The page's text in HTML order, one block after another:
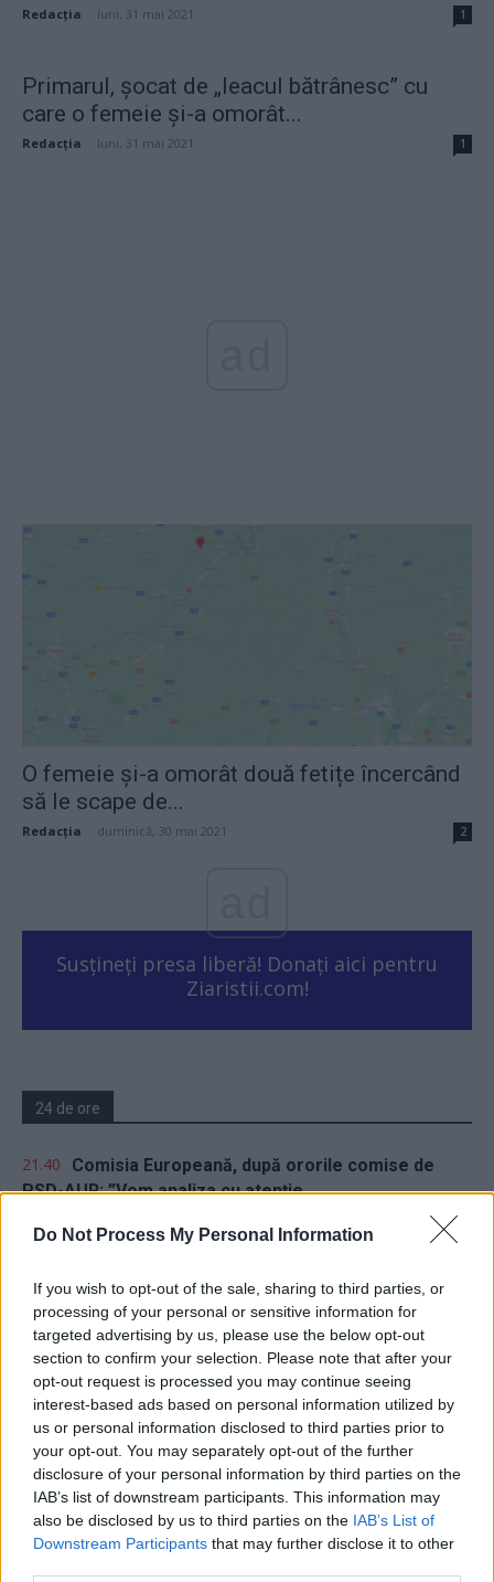
Do Not Process My Personal Information
If you wish to opt-out of the sale, sharing to third parties, or
processing of your personal or sensitive information for
targeted advertising by us, please use the below opt-out
section to confirm your selection. Please note that after your
opt-out request is processed you may continue seeing
interest-based ads based on personal information utilized by
us or personal information disclosed to third parties prior to
your opt-out. You may separately opt-out of the further
disclosure of your personal information by third parties on the
IAB’s list of downstream participants. This information may
also be disclosed by us to third parties on the IAB’s List of
Downstream Participants that may further disclose it to other
Redacţia luni, 31 mai 2021 1
Primarul, șocat de „leacul bătrânesc” cu
care o femeie și-a omorât...
Redacţia luni, 31 mai 2021 1
O femeie și-a omorât două fetițe încercând
să le scape de...
Redacţia duminică, 30 mai 2021 2
Susțineți presa liberă! Donați aici pentru
Ziaristii.com!
24 de ore
21.40
Comisia Europeană, după ororile comise de
PSD-AUR: ”Vom analiza cu atenție...
19.50 Să vă amintesc cine e Voineag
Ce partid ați vota dacă alegerile parlamentare ar avea
loc duminica viitoare?